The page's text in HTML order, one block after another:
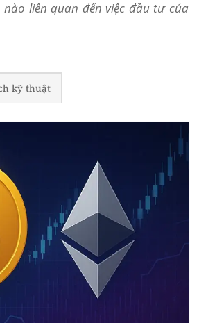
liên quan đến việc đầu tư của
kỹ thuật